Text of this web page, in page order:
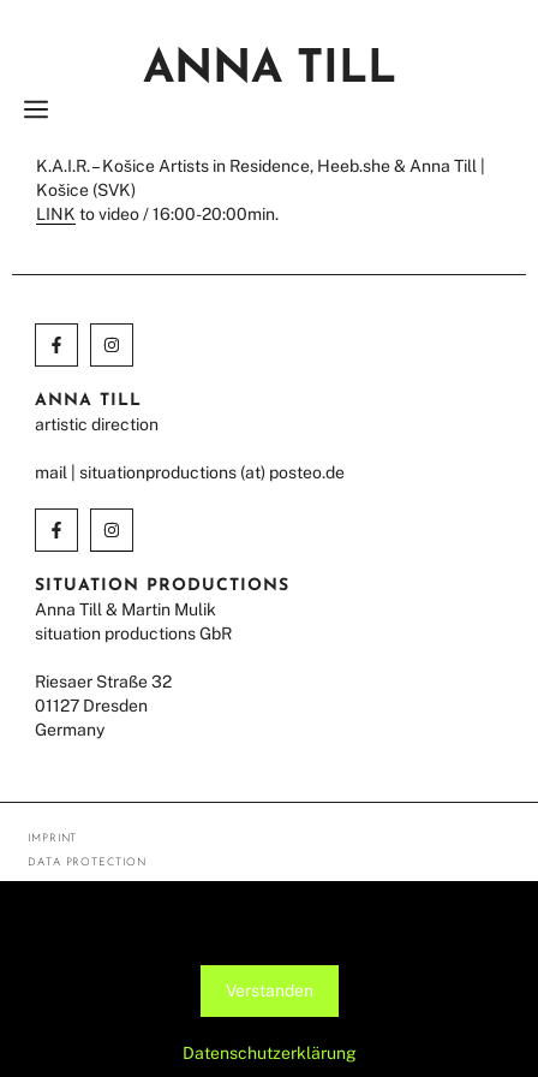
ANNA TILL
K.A.I.R. – Košice Artists in Residence, Heeb.she & Anna Till |
Košice (SVK)
LINK to video / 16:00-20:00min.
ANNA TILL
artistic direction
mail | situationproductions (at) posteo.de
SITUATION PRODUCTIONS
Anna Till & Martin Mulik
situation productions GbR
Riesaer Straße 32
01127 Dresden
Germany
IMPRINT
DATA PROTECTION
Verstanden
Datenschutzerklärung